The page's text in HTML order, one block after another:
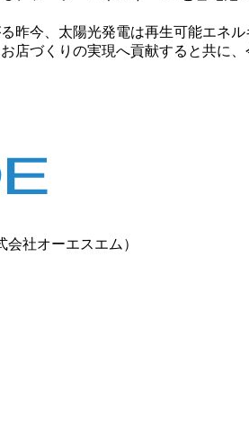
昨今、太陽光発電は再生可能エネ
店づくりの実現へ貢献すると共に
社オーエスエム）